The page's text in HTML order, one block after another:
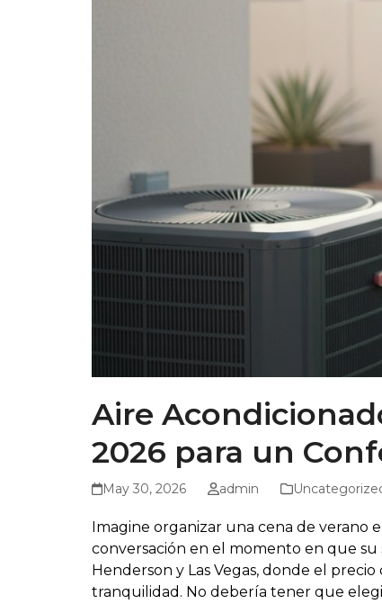
Aire
2026 para un
May 30, 2026 admin
Imagine organizar una cena de
conversación en el momento en que su
Henderson y Las Vegas, donde el
tranquilidad. No debería tener que